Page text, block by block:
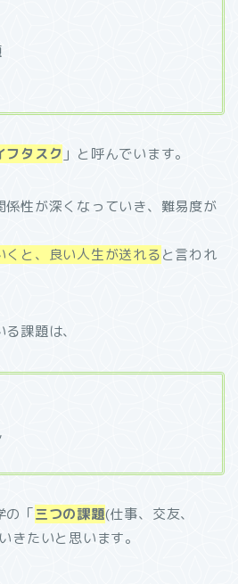
フタスク 」と呼んでいます。
性が深くなっていき、難易度が
と、良い人生が送れると言われ
課題は、
の「三つの課題(仕事、交友、
きたいと思います。